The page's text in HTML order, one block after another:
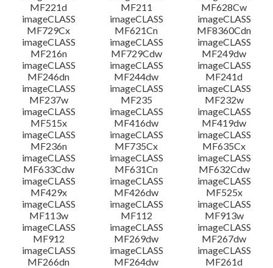
MF221d
MF211
MF628Cw
imageCLASS
MF729Cx
imageCLASS
MF621Cn
imageCLASS
MF8360Cdn
imageCLASS
MF216n
imageCLASS
MF729Cdw
imageCLASS
MF249dw
imageCLASS
MF246dn
imageCLASS
MF244dw
imageCLASS
MF241d
imageCLASS
MF237w
imageCLASS
MF235
imageCLASS
MF232w
imageCLASS
MF515x
imageCLASS
MF416dw
imageCLASS
MF419dw
imageCLASS
MF236n
imageCLASS
MF735Cx
imageCLASS
MF635Cx
imageCLASS
MF633Cdw
imageCLASS
MF631Cn
imageCLASS
MF632Cdw
imageCLASS
MF429x
imageCLASS
MF426dw
imageCLASS
MF525x
imageCLASS
MF113w
imageCLASS
MF112
imageCLASS
MF913w
imageCLASS
MF912
imageCLASS
MF269dw
imageCLASS
MF267dw
imageCLASS
MF266dn
imageCLASS
MF264dw
imageCLASS
MF261d